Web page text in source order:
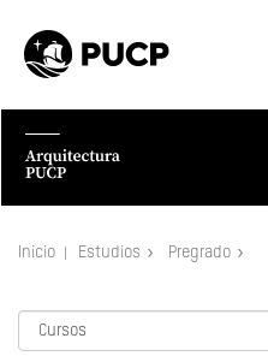
Inicio Estudios Pregrado